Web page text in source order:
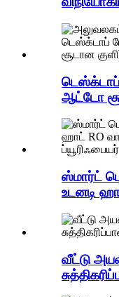
டெஸ்க்டாப்
ஆட்டோ
ஸ்மார்ட்
உடனடி
வீட்டு